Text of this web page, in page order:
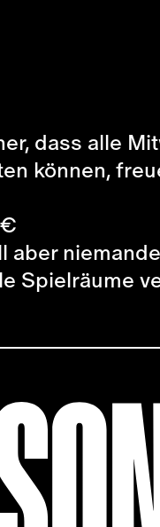
dass alle
können,
€
aber
Spielräume